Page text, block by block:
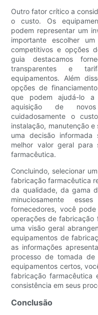
Outro fator crítico a
o custo. Os
podem representar um
importante escolher
competitivos e opções
guia destacamos
transparentes e
equipamentos. Além
opções de
que podem ajudá-lo
aquisição de
cuidadosamente o
instalação, manutenção
uma decisão
melhor valor geral para
farmacêutica.
Concluindo, selecionar
fabricação farmacêutica
da qualidade, da gama
minuciosamente
fornecedores, você
operações de fabricação
uma visão geral
equipamentos de
as informações
processo de tomada
equipamentos certos,
fabricação farmacêutica
consistência em seus
Conclusão